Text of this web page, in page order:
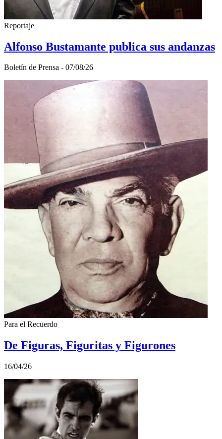
Reportaje
Alfonso Bustamante publica sus andanzas
Boletí­n de Prensa - 07/08/26
Para el Recuerdo
De Figuras, Figuritas y Figurones
16/04/26